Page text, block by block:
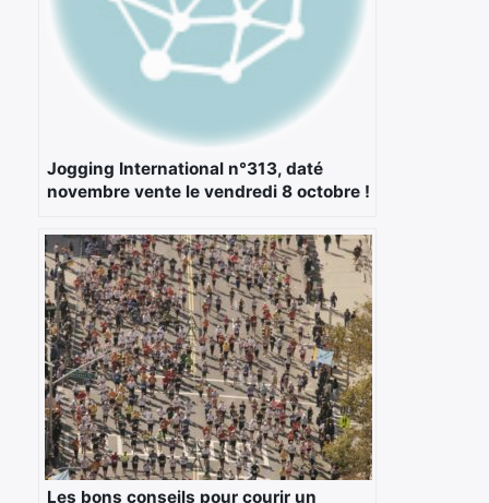
Jogging International n°313, daté
novembre vente le vendredi 8 octobre !
Les bons conseils pour courir un